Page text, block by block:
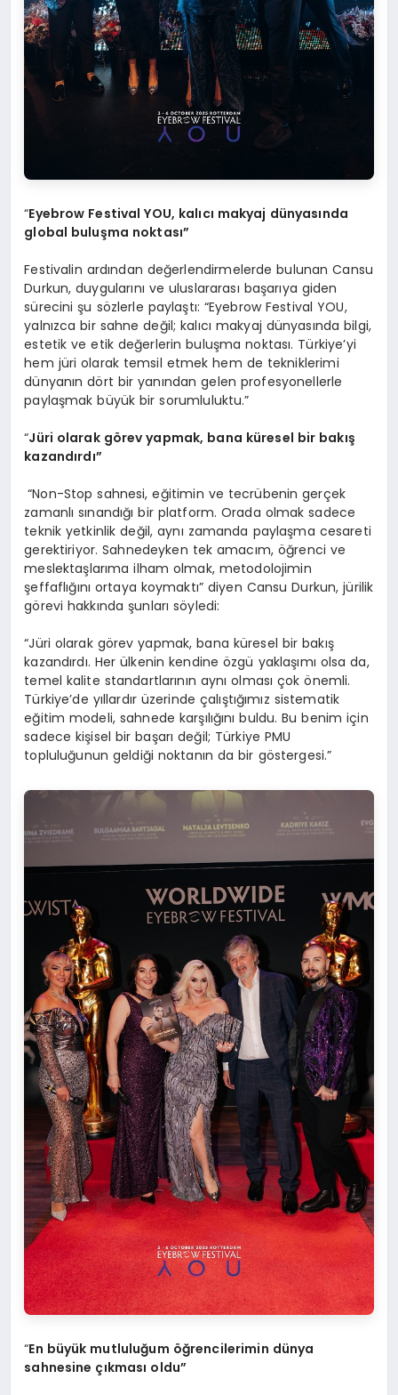
“Eyebrow Festival YOU, kalıcı makyaj dünyasında
global buluşma noktası”
Festivalin ardından değerlendirmelerde bulunan Cansu
Durkun, duygularını ve uluslararası başarıya giden
sürecini şu sözlerle paylaştı: “Eyebrow Festival YOU,
yalnızca bir sahne değil; kalıcı makyaj dünyasında bilgi,
estetik ve etik değerlerin buluşma noktası. Türkiye’yi
hem jüri olarak temsil etmek hem de tekniklerimi
dünyanın dört bir yanından gelen profesyonellerle
paylaşmak büyük bir sorumluluktu.”
“Jüri olarak görev yapmak, bana küresel bir bakış
kazandırdı”
“Non-Stop sahnesi, eğitimin ve tecrübenin gerçek
zamanlı sınandığı bir platform. Orada olmak sadece
teknik yetkinlik değil, aynı zamanda paylaşma cesareti
gerektiriyor. Sahnedeyken tek amacım, öğrenci ve
meslektaşlarıma ilham olmak, metodolojimin
şeffaflığını ortaya koymaktı” diyen Cansu Durkun, jürilik
görevi hakkında şunları söyledi:
“Jüri olarak görev yapmak, bana küresel bir bakış
kazandırdı. Her ülkenin kendine özgü yaklaşımı olsa da,
temel kalite standartlarının aynı olması çok önemli.
Türkiye’de yıllardır üzerinde çalıştığımız sistematik
eğitim modeli, sahnede karşılığını buldu. Bu benim için
sadece kişisel bir başarı değil; Türkiye PMU
topluluğunun geldiği noktanın da bir göstergesi.”
“En büyük mutluluğum öğrencilerimin dünya
sahnesine çıkması oldu”